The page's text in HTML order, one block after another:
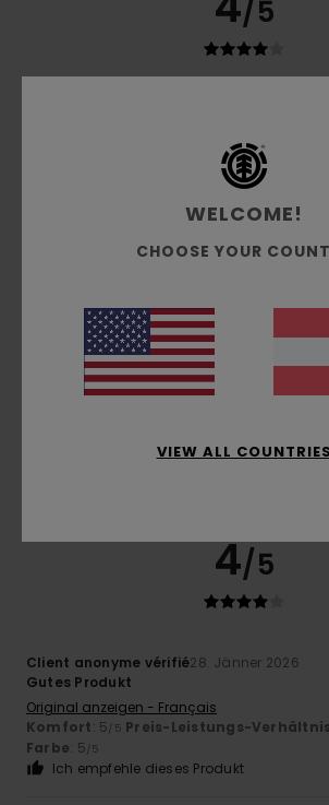
/5
Preis-Leistungs-Verhältnis
Farbe
5/5
Guillermo27. April 2026
Die Kleidung gefällt mir sehr gut, sie hält
Preis-Leistungs-Verhältnis
4/5
Client anonyme vérifié28. Jänner 2026
Gutes Produkt
Original anzeigen - Français
Komfort: 5/5 Preis-Leistungs-Verhältnis
Farbe: 5/5
Ich empfehle dieses Produkt
WELCOME!
CHOOSE YOUR
VIEW ALL COUNTRIES